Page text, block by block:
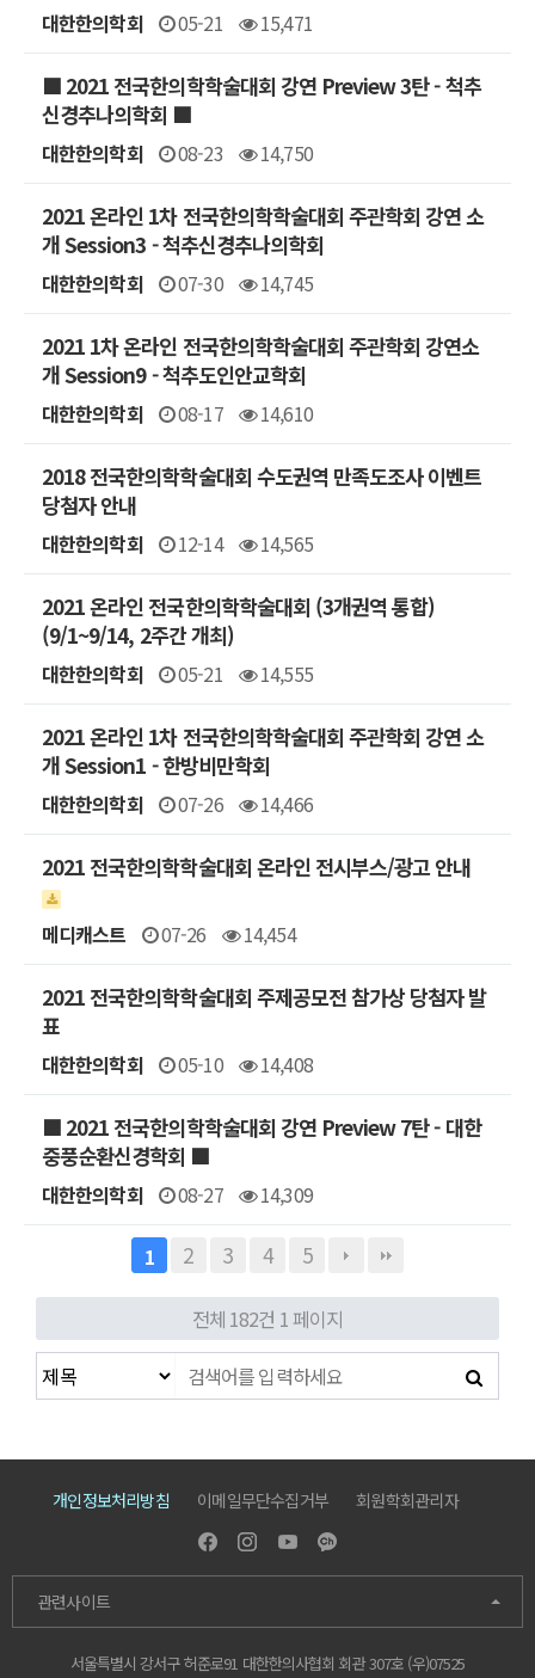
대한한의학회 05-21 15,471
■ 2021 전국한의학학술대회 강연 Preview 3탄 - 척추
신경추나의학회 ■
대한한의학회 08-23 14,750
2021 온라인 1차 전국한의학학술대회 주관학회 강연 소
개 Session3 - 척추신경추나의학회
대한한의학회 07-30 14,745
2021 1차 온라인 전국한의학학술대회 주관학회 강연소
개 Session9 - 척추도인안교학회
대한한의학회 08-17 14,610
2018 전국한의학학술대회 수도권역 만족도조사 이벤트
당첨자 안내
대한한의학회 12-14 14,565
2021 온라인 전국한의학학술대회 (3개권역 통합)
(9/1~9/14, 2주간 개최)
대한한의학회 05-21 14,555
2021 온라인 1차 전국한의학학술대회 주관학회 강연 소
개 Session1 - 한방비만학회
대한한의학회 07-26 14,466
2021 전국한의학학술대회 온라인 전시부스/광고 안내
메디캐스트 07-26 14,454
2021 전국한의학학술대회 주제공모전 참가상 당첨자 발
표
대한한의학회 05-10 14,408
■ 2021 전국한의학학술대회 강연 Preview 7탄 - 대한
중풍순환신경학회 ■
대한한의학회 08-27 14,309
1 2 3 4 5
전체 182건 1 페이지
개인정보처리방침 이메일무단수집거부 회원학회관리자
관련사이트
서울특별시 강서구 허준로91 대한한의사협회 회관 307호 (우)07525